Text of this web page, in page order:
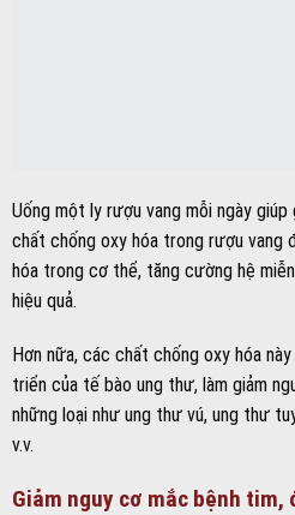
Uống một ly rượu vang mỗi ngày
chất chống oxy hóa trong rượu vang
hóa trong cơ thể, tăng cường hệ
hiệu quả.
Hơn nữa, các chất chống oxy hóa
triển của tế bào ung thư, làm giảm
những loại như ung thư vú, ung thư
v.v.
Giảm nguy cơ mắc bệnh